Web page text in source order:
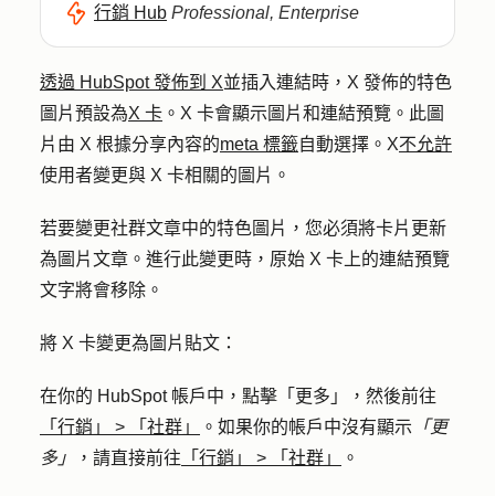
行銷 Hub Professional, Enterprise
透過 HubSpot 發佈到 X並插入連結時，X 發佈的特色
圖片預設為X 卡 。X 卡會顯示圖片和連結預覽。此圖
片由 X 根據分享內容的meta 標籤自動選擇。X不允許
使用者變更與 X 卡相關的圖片。
若要變更社群文章中的特色圖片，您必須將卡片更新
為圖片文章。進行此變更時，原始 X 卡上的連結預覽
文字將會移除。
將 X 卡變更為圖片貼文：
在你的 HubSpot 帳戶中，點擊 「更多」
，然後前往
「行銷」
> 「社群」 。如果你的帳戶中沒有顯示 「更
多」
，請直接前往 「行銷」 > 「社群」 。